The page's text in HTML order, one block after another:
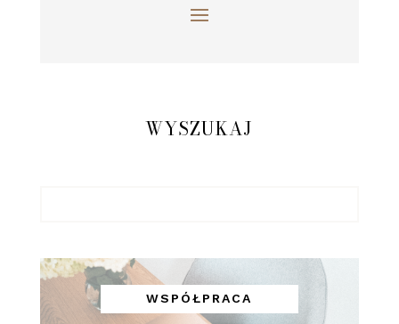
WYSZUKAJ
WSPÓŁPRACA